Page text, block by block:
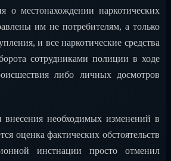
о местонахождении наркотических
им не потребителям, а только
и все наркотические средства
сотрудниками полиции в ходе
либо личных досмотров
внесения необходимых изменений в
оценка фактических обстоятельств
инстнации просто отменил